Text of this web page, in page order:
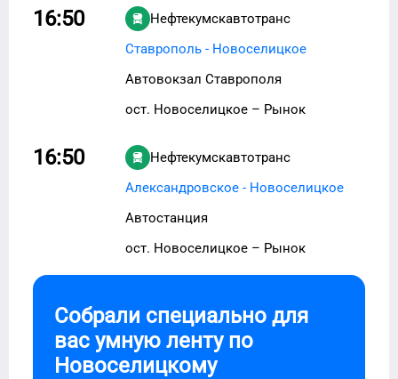
16:50
Нефтекумскавтотранс
Ставрополь - Новоселицкое
Автовокзал Ставрополя
ост. Новоселицкое – Рынок
16:50
Нефтекумскавтотранс
Александровское - Новоселицкое
Автостанция
ост. Новоселицкое – Рынок
Собрали специально для
вас умную ленту по
Новоселицкому